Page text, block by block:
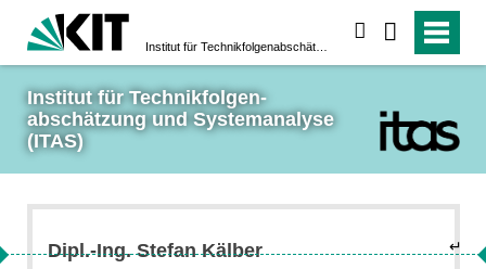
Institut für Technikfolgen­
abschätzung und System­analyse
(ITAS)
Dipl.-Ing. Stefan Kälber ↵